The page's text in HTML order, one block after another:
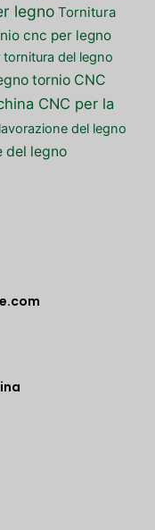
legno Tornitura
cnc per legno
del legno
tornio CNC
CNC per la
del legno
del legno